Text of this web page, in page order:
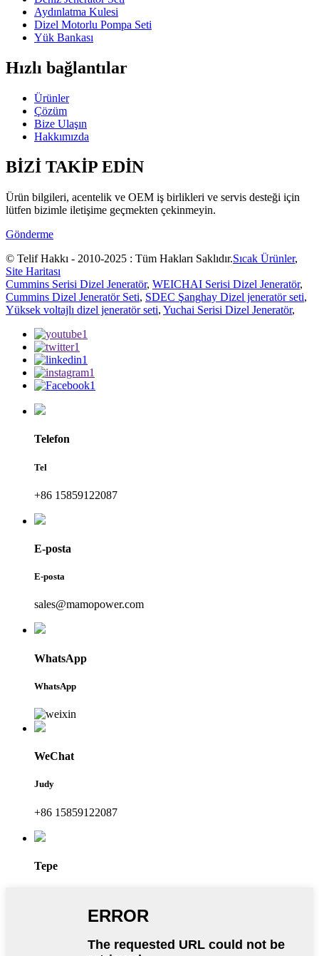
Aydınlatma Kulesi
Dizel Motorlu Pompa Seti
Yük Bankası
Hızlı bağlantılar
Ürünler
Çözüm
Bize Ulaşın
Hakkımızda
BİZİ TAKİP EDİN
Ürün bilgileri, acentelik ve OEM iş birlikleri ve servis desteği için
lütfen bizimle iletişime geçmekten çekinmeyin.
Gönderme
© Telif Hakkı - 2010-2025 : Tüm Hakları Saklıdır.Sıcak Ürünler,
Site Haritası
Cummins Serisi Dizel Jeneratör, WEICHAI Serisi Dizel Jeneratör,
Cummins Dizel Jeneratör Seti, SDEC Şanghay Dizel jeneratör seti,
Yüksek voltajlı dizel jeneratör seti, Yuchai Serisi Dizel Jeneratör,
Telefon
Tel
+86 15859122087
E-posta
E-posta
sales@mamopower.com
WhatsApp
WhatsApp
WeChat
Judy
+86 15859122087
Tepe